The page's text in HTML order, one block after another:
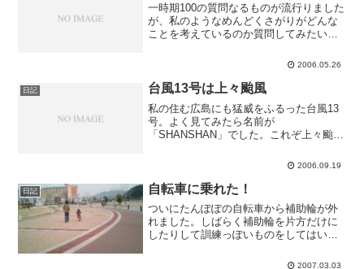
一時期100の質問なるものが流行りました
が、私のようなめんどくさがりがどんな
ことを考えているのか質問してみたいと
2006.05.26
日記 台風13号は上々颱風
私の住む広島にも猛威をふるった台風13
号。よく見てみたら名前が
「SHANSHAN」でした。これぞ上々颱
2006.09.19
日記 自転車に乗れた！
ついにたんぽぽの自転車から補助輪が外
れました。しばらく補助輪を片方だけに
したりして訓練っぽいものをしてはいた
いので一気に外しました。途中転んで泣
2007.03.03